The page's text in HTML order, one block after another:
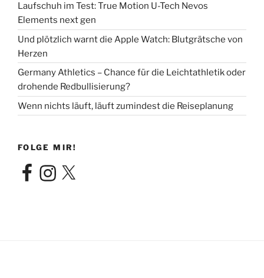
Laufschuh im Test: True Motion U-Tech Nevos
Elements next gen
Und plötzlich warnt die Apple Watch: Blutgrätsche von
Herzen
Germany Athletics – Chance für die Leichtathletik oder
drohende Redbullisierung?
Wenn nichts läuft, läuft zumindest die Reiseplanung
FOLGE MIR!
FacebookInstagram
X